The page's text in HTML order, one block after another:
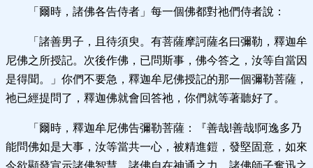
「爾時，諸佛各告侍者」每一個佛都對祂們侍者說：
「諸善男子，且待須臾。有菩薩摩訶薩名曰彌勒，釋迦牟
尼佛之所授記。次後作佛，已問斯事，佛今答之，汝等自當因
是得聞。」你們不要急，釋迦牟尼佛授記的那一個彌勒菩薩，
祂已經提問了，釋迦佛就會回答祂，你們就等著聽好了。
「爾時，釋迦牟尼佛告彌勒菩薩：『善哉!善哉!阿逸多乃
能問佛如是大事，汝等當共一心，被精進鎧，發堅固意，如來
今欲顯發宣示諸佛智慧、諸佛自在神通之力、諸佛師子奮迅之